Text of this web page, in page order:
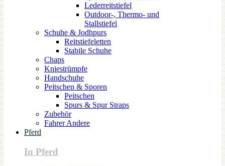
Lederreitstiefel
Outdoor-, Thermo- und
Stallstiefel
Schuhe & Jodhpurs
Reitstiefeletten
Stabile Schuhe
Chaps
Kniestrümpfe
Handschuhe
Peitschen & Sporen
Peitschen
Spurs & Spur Straps
Zubehör
Fahrer Andere
Pferd
In Pferd